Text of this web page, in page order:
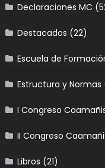
Declaraciones MC
Destacados (22)
Escuela de
Estructura y Normas
I Congreso
II Congreso
Libros (21)